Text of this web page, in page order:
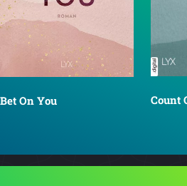
Bet On You Count